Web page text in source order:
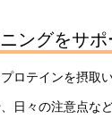
ングをサ
ロテインを摂取
日々の注意点な